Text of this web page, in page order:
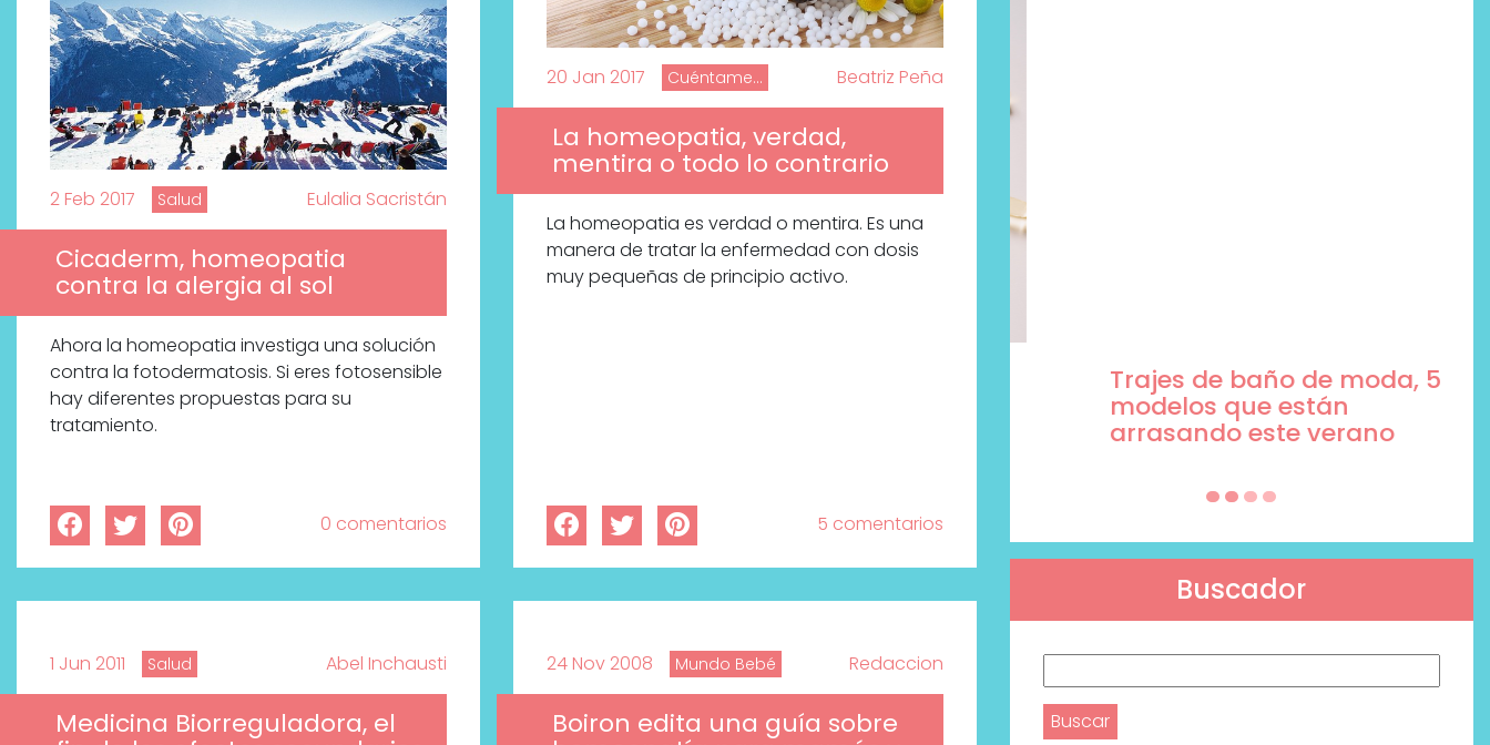
2 Feb 2017 Salud Eulalia Sacristán
Cicaderm, homeopatia
contra la alergia al sol
Ahora la homeopatia investiga una solución
contra la fotodermatosis. Si eres fotosensible
hay diferentes propuestas para su
tratamiento.
0 comentarios
20 Jan 2017 Cuéntame... Beatriz Peña
La homeopatia, verdad,
mentira o todo lo contrario
La homeopatia es verdad o mentira. Es una
manera de tratar la enfermedad con dosis
muy pequeñas de principio activo.
5 comentarios
1 Jun 2011 Salud Abel Inchausti
Medicina Biorreguladora, el
24 Nov 2008 Mundo Bebé Redaccion
Boiron edita una guía sobre
Descubre cómo la cosmética
profesional va desde las
cabinas a tu rutina diaria
Trajes de baño de moda, 5
modelos que están
arrasando este verano
Buscador